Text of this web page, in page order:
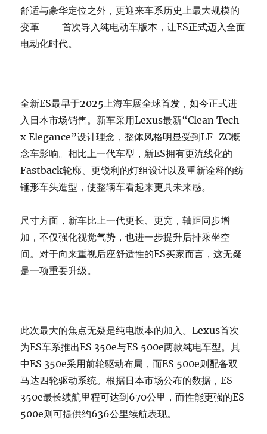
舒适与豪华定位之外，更迎来车系历史上最大规模的
变革——首次导入纯电动车版本，让ES正式迈入全面
电动化时代。
全新ES最早于2025上海车展全球首发，如今正式进
入日本市场销售。新车采用Lexus最新“Clean Tech
x Elegance”设计理念，整体风格明显受到LF-ZC概
念车影响。相比上一代车型，新ES拥有更流线化的
Fastback轮廓、更锐利的灯组设计以及重新诠释的纺
锤形车头造型，使整辆车看起来更具未来感。
尺寸方面，新车比上一代更长、更宽，轴距同步增
加，不仅强化视觉气势，也进一步提升后排乘坐空
间。对于向来重视后座舒适性的ES买家而言，这无疑
是一项重要升级。
此次最大的焦点无疑是纯电版本的加入。Lexus首次
为ES车系推出ES 350e与ES 500e两款纯电车型。其
中ES 350e采用前轮驱动布局，而ES 500e则配备双
马达四轮驱动系统。根据日本市场公布的数据，ES
350e最长续航里程可达到670公里，而性能更强的ES
500e则可提供约636公里续航表现。